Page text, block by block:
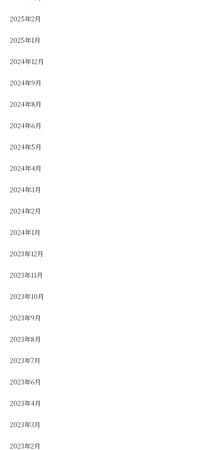
2025年2月
2025年1月
2024年12月
2024年9月
2024年8月
2024年6月
2024年5月
2024年4月
2024年3月
2024年2月
2024年1月
2023年12月
2023年11月
2023年10月
2023年9月
2023年8月
2023年7月
2023年6月
2023年4月
2023年3月
2023年2月